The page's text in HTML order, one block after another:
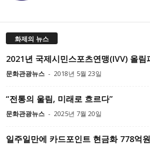
화제의 뉴스
2021년 국제시민스포츠연맹(IVV) 올
문화관광뉴스 - 2018년 5월 23일
“전통의 울림, 미래로 흐르다”
문화관광뉴스 - 2025년 7월 20일
일주일만에 카드포인트 현금화 778억원